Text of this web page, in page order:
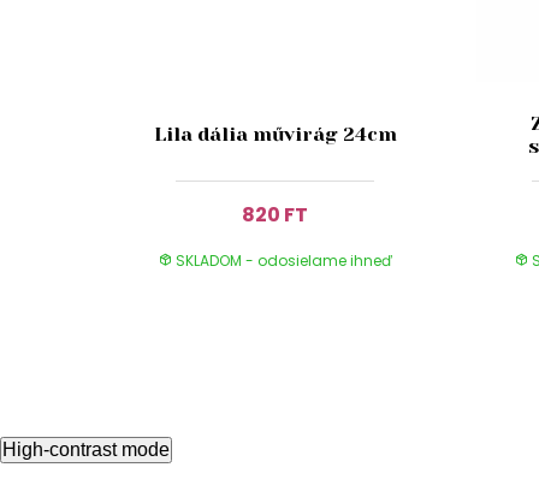
Lila dália művirág 24cm
820 FT
SKLADOM - odosielame ihneď
High-contrast mode